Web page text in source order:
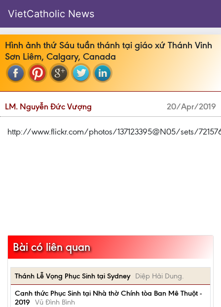
VietCatholic News
Hình ảnh thứ Sáu tuần thánh tại giáo xứ Thánh Vinh
Sơn Liêm, Calgary, Canada
LM. Nguyễn Đức Vượng 20/Apr/2019
http://www.flickr.com/photos/137123395@N05/sets/
Bài có liên quan
Thánh Lễ Vọng Phục Sinh tại Sydney
Diệp Hải Dung.
Canh thức Phục Sinh tại Nhà thờ Chính tòa Ban Mê Thuột -
2019
Vũ Đình Bình